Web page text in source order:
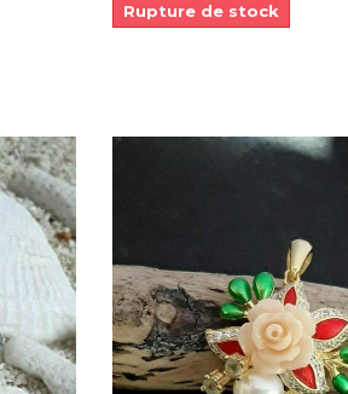
Rupture de stock
Dans mon panier